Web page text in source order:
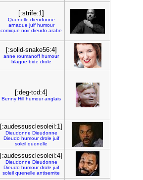
[:strife:1]
Quenelle dieudonne
arnaque juif humour
comique noir dieudo arabe
[:solid-snake56:4]
anne roumanoff humour
blague bide drole
[:deg-tcd:4]
Benny Hill humour anglais
[:audessusclesoleil:1]
Dieudonne Dieudonne
Dieudo humour drole juif
soleil quenelle
[:audessusclesoleil:4]
Dieudonne Dieudonne
Dieudo humour drole juif
soleil quenelle antisemite